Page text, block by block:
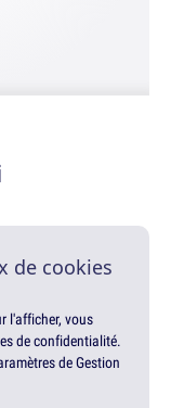
de cookies
l'afficher, vous
de confidentialité.
de Gestion